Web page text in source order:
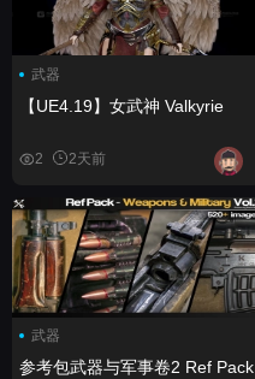
武器
【UE4.19】女武神 Valkyrie
2 2天前
武器
参考包武器与军事卷2 Ref Pack